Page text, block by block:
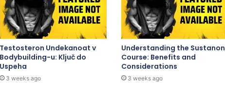
Testosteron Undekanoat v
Bodybuilding-u: Ključ do
Uspeha
3 weeks ago
Understanding the Sustanon
Course: Benefits and
Considerations
3 weeks ago